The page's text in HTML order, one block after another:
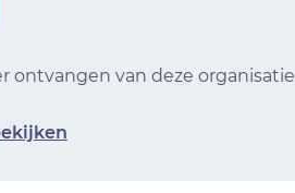
ontvangen van deze organisatie